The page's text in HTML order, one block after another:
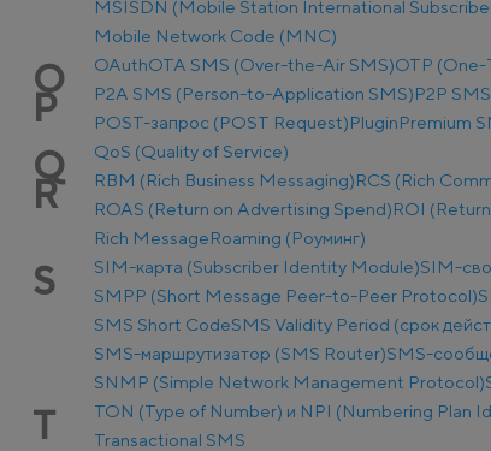
MSISDN (Mobile Station International
Mobile Network Code (MNC)
O OAuthOTA SMS (Over-the-Air SMS)OTP (One-
P P2A SMS (Person-to-Application SMS)P2P
POST-запрос (POST Request)PluginPremium
Q QoS (Quality of Service)
R RBM (Rich Business Messaging)RCS (Rich
ROAS (Return on Advertising Spend)ROI
Rich MessageRoaming (Роуминг)
S SIM-карта (Subscriber Identity Module)SIM-
SMPP (Short Message Peer-to-Peer Protocol)
SMS Short CodeSMS Validity Period (срок
SMS-маршрутизатор (SMS Router)SMS-
SNMP (Simple Network Management Protocol)
T TON (Type of Number) и NPI (Numbering Plan
Transactional SMS